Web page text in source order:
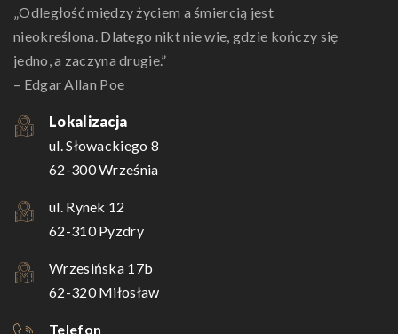
„Odległość między życiem a śmiercią jest
nieokreślona. Dlatego nikt nie wie, gdzie kończy się
jedno, a zaczyna drugie.”
– Edgar Allan Poe
Lokalizacja
ul. Słowackiego 8
62-300 Września
ul. Rynek 12
62-310 Pyzdry
Wrzesińska 17b
62-320 Miłosław
Telefon